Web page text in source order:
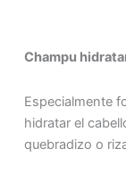
Champu
Especialmente
hidratar el
quebradizo o